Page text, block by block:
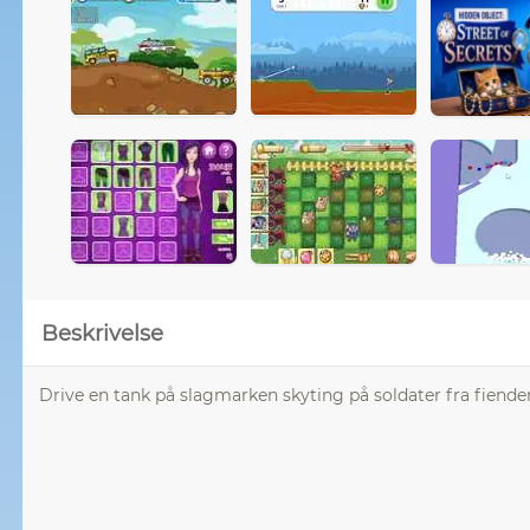
Beskrivelse
Drive en tank på slagmarken skyting på soldater fra